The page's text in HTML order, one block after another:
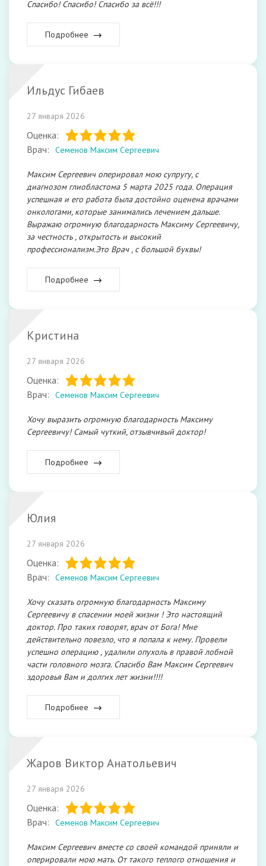
Спасибо! Спасибо! Спасибо за всё!!!
Подробнее
Ильдус Гибаев
27 января 2026
Оценка:
Врач:
Семенов Максим Сергеевич
Максим Сергеевич оперировал мою супругу, с
диагнозом глиобластома 5 марта 2025 года. Операция
успешная и его работа была достойно оценена врачами
онкологами, которые занимались лечением дальше.
Выражаю огромную благодарность Максиму Сергеевичу,
за честность , открытость и высокий
профессионализм.Это Врач , с большой буквы!
Подробнее
Кристина
27 января 2026
Оценка:
Врач:
Семенов Максим Сергеевич
Хочу выразить огромную благодарность Максиму
Сергеевичу! Самый чуткий, отзывчивый доктор!
Подробнее
Юлия
27 января 2026
Оценка:
Врач:
Семенов Максим Сергеевич
Хочу сказать огромную благодарность Максиму
Сергеевичу в спасении моей жизни ! Это настоящий
доктор. Про таких говорят, врач от Бога! Мне
действительно повезло, что я попала к нему. Провели
успешно операцию , удалили опухоль в правой лобной
части головного мозга. Спасибо Вам Максим Сергеевич
здоровья Вам и долгих лет жизни!!!!
Подробнее
Жаров Виктор Анатольевич
27 января 2026
Оценка:
Врач:
Семенов Максим Сергеевич
Максим Сергеевич вместе со своей командой приняли и
оперировали мою мать. От такого теплого отношения и